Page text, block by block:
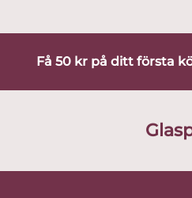
Få 50 kr på ditt första